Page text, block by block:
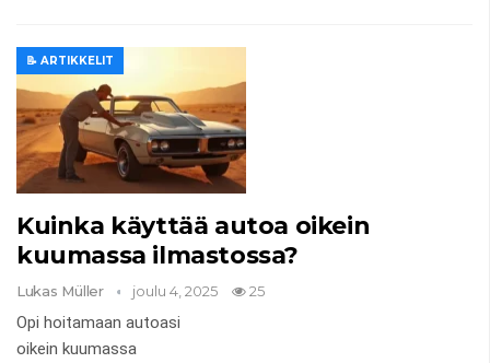
📝 ARTIKKELIT
Kuinka käyttää autoa oikein
kuumassa ilmastossa?
Lukas Müller joulu 4, 2025 25
Opi hoitamaan autoasi
oikein kuumassa